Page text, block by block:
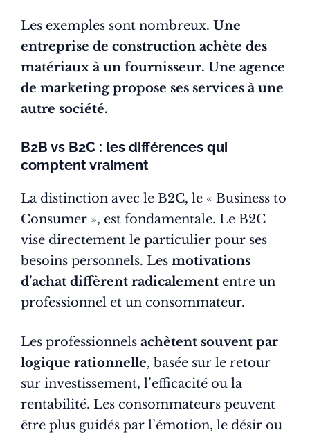
Les exemples sont nombreux. Une
entreprise de construction achète des
matériaux à un fournisseur. Une agence
de marketing propose ses services à une
autre société.
B2B vs B2C : les différences qui
comptent vraiment
La distinction avec le B2C, le « Business to
Consumer », est fondamentale. Le B2C
vise directement le particulier pour ses
besoins personnels. Les motivations
d’achat diffèrent radicalement entre un
professionnel et un consommateur.
Les professionnels achètent souvent par
logique rationnelle, basée sur le retour
sur investissement, l’efficacité ou la
rentabilité. Les consommateurs peuvent
être plus guidés par l’émotion, le désir ou